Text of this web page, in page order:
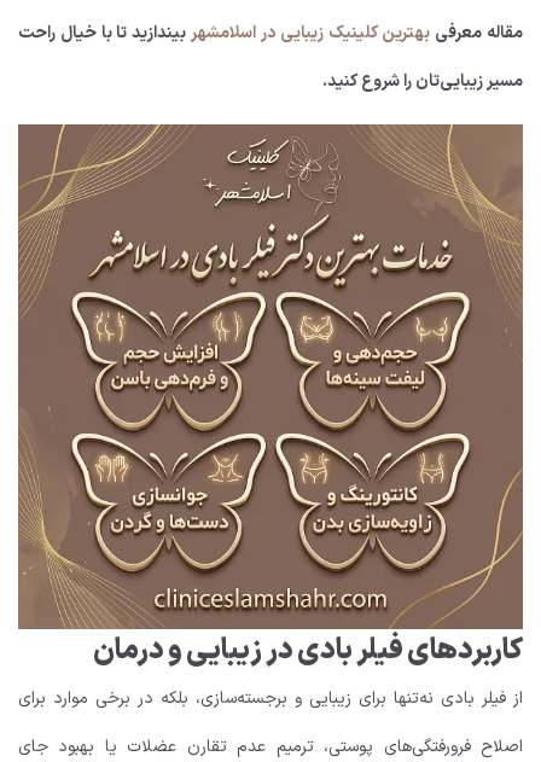
مقاله معرفی بهترین کلینیک زیبایی در اسلامشهربیندازید تا با خیال راحت
مسیر زیبایی‌تان را شروع کنید.
کاربردهای فیلر بادی در زیبایی و درمان
از فیلر بادی نه‌تنها برای زیبایی و برجسته‌سازی، بلکه در برخی موارد برای
اصلاح فرورفتگی‌های پوستی، ترمیم عدم تقارن عضلات یا بهبود جای